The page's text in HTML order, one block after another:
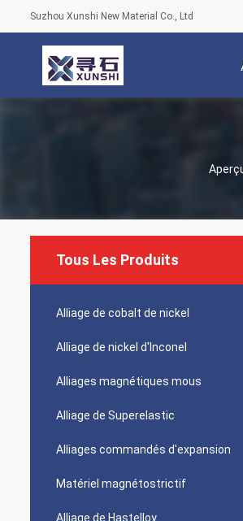
Suzhou Xunshi New Material Co., Ltd
Tous Les Produits
Alliage de cobalt de nickel
Alliage de nickel d'Inconel
Alliages magnétiques mous
Alliage de Superelastic
Alliages commandés d'expansion
Matériel magnétostrictif
Alliage de Hastelloy